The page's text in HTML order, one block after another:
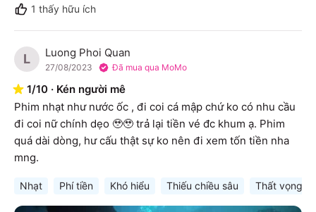
1 thấy hữu ích
L Luong Phoi Quan
27/08/2023 Đã mua qua MoMo
1/10 · Kén người mê
Phim nhạt như nước ốc , đi coi cá mập chứ ko có nhu cầu
đi coi nữ chính dẹo 🥹🥹 trả lại tiền vé đc khum ạ. Phim
quá dài dòng, hư cấu thật sự ko nên đi xem tốn tiền nha
mng.
Nhạt Phí tiền Khó hiểu Thiếu chiều sâu Thất vọng